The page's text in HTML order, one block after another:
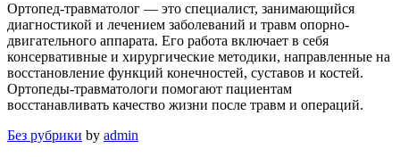
Ортопед-травматолог — это специалист, занимающийся
диагностикой и лечением заболеваний и травм опорно-
двигательного аппарата. Его работа включает в себя
консервативные и хирургические методики, направленные на
восстановление функций конечностей, суставов и костей.
Ортопеды-травматологи помогают пациентам
восстанавливать качество жизни после травм и операций.
Без рубрики by admin